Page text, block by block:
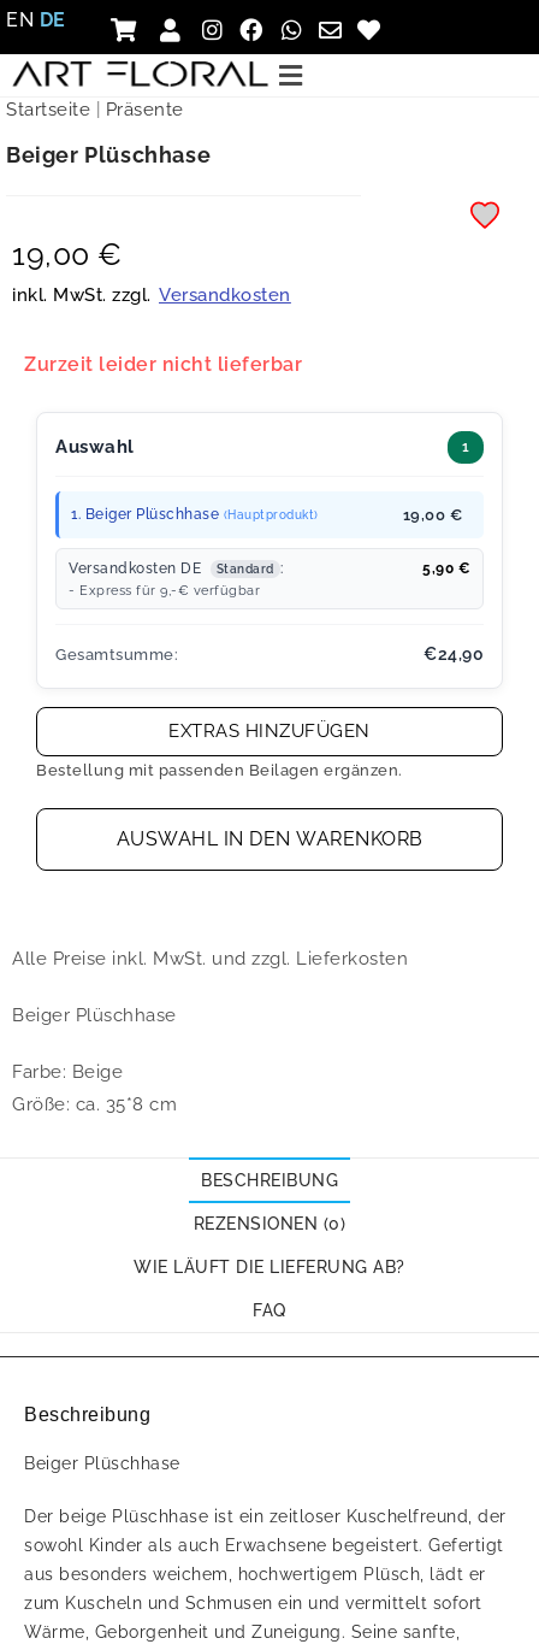
EN DE
Startseite Präsente
Beiger Plüschhase
19,00 €
inkl. MwSt. zzgl. Versandkosten
Zurzeit leider nicht lieferbar
Auswahl 1
1. Beiger Plüschhase (Hauptprodukt) 19,00 €
Versandkosten DE Standard : 5,90 €
- Express für 9,-€ verfügbar
Gesamtsumme: €24,90
EXTRAS HINZUFÜGEN
Bestellung mit passenden Beilagen ergänzen.
AUSWAHL IN DEN WARENKORB
Alle Preise inkl. MwSt. und zzgl. Lieferkosten
Beiger Plüschhase
Farbe: Beige
Größe: ca. 35*8 cm
BESCHREIBUNG
REZENSIONEN (0)
WIE LÄUFT DIE LIEFERUNG AB?
FAQ
Beschreibung
Beiger Plüschhase
Der beige Plüschhase ist ein zeitloser Kuschelfreund, der
sowohl Kinder als auch Erwachsene begeistert. Gefertigt
aus besonders weichem, hochwertigem Plüsch, lädt er
zum Kuscheln und Schmusen ein und vermittelt sofort
Wärme, Geborgenheit und Zuneigung. Seine sanfte,